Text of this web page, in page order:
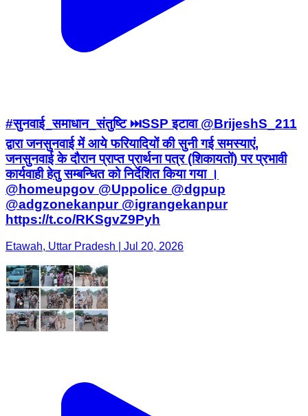
#सुनवाई_समाधान_संतुष्टि ⏭️SSP इटावा @BrijeshS_211
द्वारा जनसुनवाई में आये फरियादियों की सुनी गई समस्याएं,
जनसुनवाई के दौरान प्राप्त प्रार्थना पत्र (शिकायतों) पर प्रभावी
कार्यवाही हेतु सम्बन्धित को निर्देशित किया गया ।
@homeupgov @Uppolice @dgpup
@adgzonekanpur @igrangekanpur
https://t.co/RKSgvZ9Pyh
Etawah, Uttar Pradesh | Jul 20, 2026